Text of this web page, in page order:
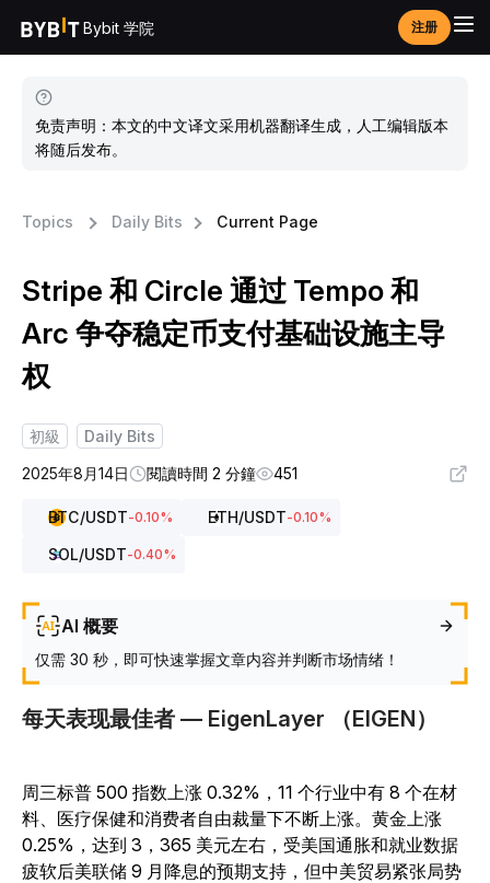
Bybit 学院 注册
免责声明：本文的中文译文采用机器翻译生成，人工编辑版本
将随后发布。
Topics Daily Bits Current Page
Stripe 和 Circle 通过 Tempo 和
Arc 争夺稳定币支付基础设施主导
权
初級
Daily Bits
2025年8月14日
閱讀時間 2 分鐘 451
BTC/USDT-0.10% ETH/USDT-0.10%
SOL/USDT-0.40%
AI 概要
仅需 30 秒，即可快速掌握文章内容并判断市场情绪！
每天表现最佳者 — EigenLayer （EIGEN）
周三标普 500 指数上涨 0.32%，11 个行业中有 8 个在材
料、医疗保健和消费者自由裁量下不断上涨。黄金上涨
0.25%，达到 3，365 美元左右，受美国通胀和就业数据
疲软后美联储 9 月降息的预期支持，但中美贸易紧张局势